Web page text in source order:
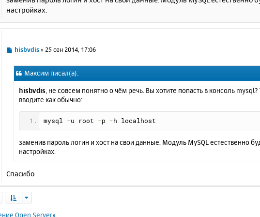
настройках.
С
о
б
hisbvdis » 25 сен 2014, 17:06
Максим писал(а):
hisbvdis , не совсем понятно о чём речь. Вы хотите попасть в консоль mysql?
вводите как обычно:
mysql -u root -p - h localhost
заменив пароль логин и хост на свои данные. Модуль MySQL естественно
настройках.
Спасибо
Open Server»